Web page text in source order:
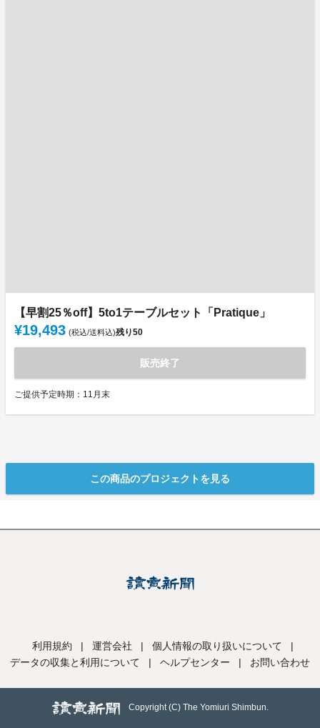
【早割25％off】5to1テーブルセット「Pratique」
¥19,493 (税込/送料込)残り50
販売終了
ご提供予定時期：11月末
この商品のプロジェクトを見る
利用規約 | 運営会社 | 個人情報の取り扱いについて
|
データの収集と利用について
| ヘルプセンター | お問い合わせ
Copyright (C) The Yomiuri Shimbun.